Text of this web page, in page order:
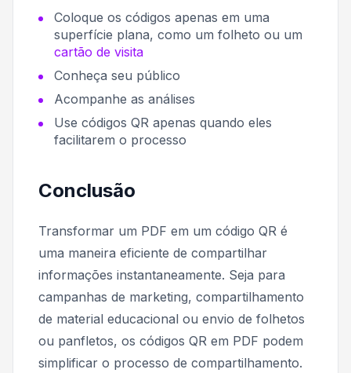
Coloque os códigos apenas em uma
superfície plana, como um folheto ou um
cartão de visita
Conheça seu público
Acompanhe as análises
Use códigos QR apenas quando eles
facilitarem o processo
Conclusão
Transformar um PDF em um código QR é
uma maneira eficiente de compartilhar
informações instantaneamente. Seja para
campanhas de marketing, compartilhamento
de material educacional ou envio de folhetos
ou panfletos, os códigos QR em PDF podem
simplificar o processo de compartilhamento.